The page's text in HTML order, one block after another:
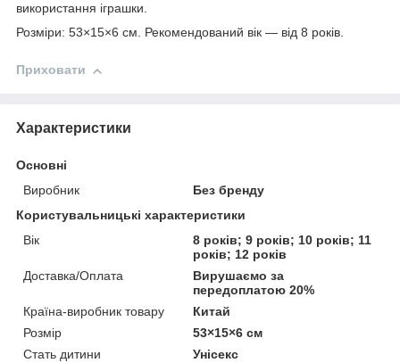
використання іграшки.
Розміри: 53×15×6 см. Рекомендований вік — від 8 років.
Приховати
Характеристики
Основні
Виробник
Без бренду
Користувальницькі характеристики
Вік
8 років; 9 років; 10 років; 11
років; 12 років
Доставка/Оплата
Вирушаємо за
передоплатою 20%
Країна-виробник товару
Китай
Розмір
53×15×6 см
Стать дитини
Унісекс